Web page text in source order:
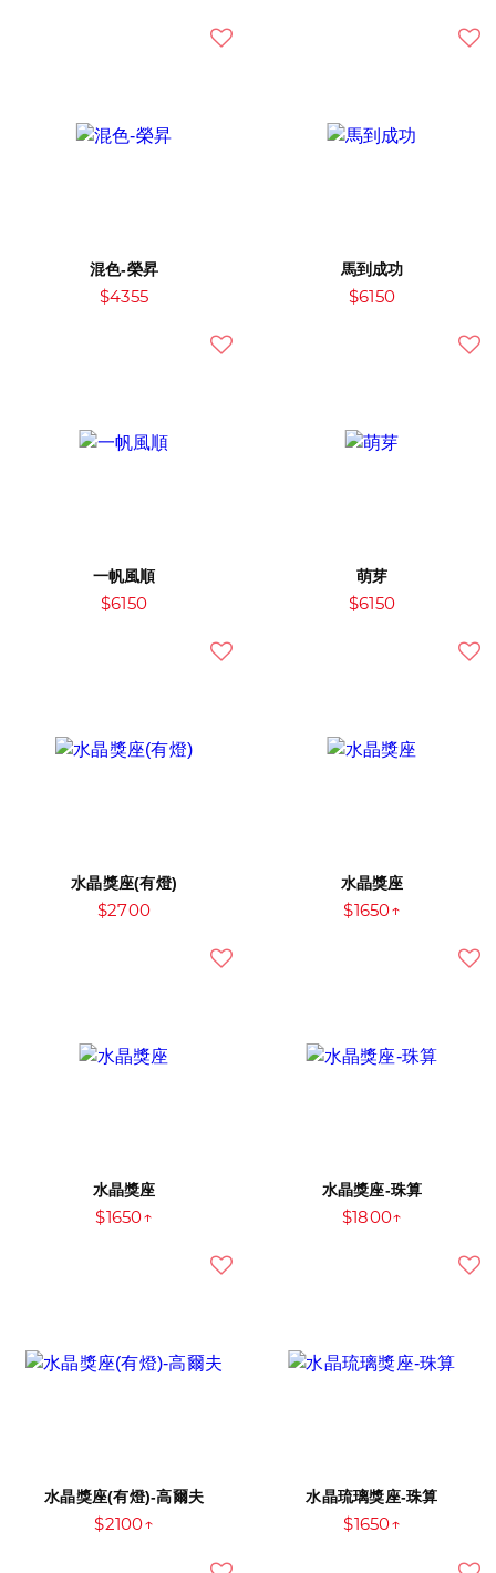
混色-榮昇
$4355
馬到成功
$6150
一帆風順
$6150
萌芽
$6150
水晶獎座(有燈)
$2700
水晶獎座
$1650↑
水晶獎座
$1650↑
水晶獎座-珠算
$1800↑
水晶獎座(有燈)-高爾夫
$2100↑
水晶琉璃獎座-珠算
$1650↑